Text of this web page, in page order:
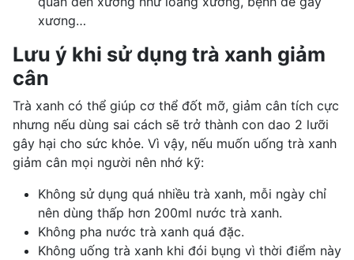
xương…
Lưu ý khi sử dụng trà xanh giảm
cân
Trà xanh có thể giúp cơ thể đốt mỡ, giảm cân tích cực
nhưng nếu dùng sai cách sẽ trở thành con dao 2 lưỡi
gây hại cho sức khỏe. Vì vậy, nếu muốn uống trà xanh
giảm cân mọi người nên nhớ kỹ:
Không sử dụng quá nhiều trà xanh, mỗi ngày chỉ
nên dùng thấp hơn 200ml nước trà xanh.
Không pha nước trà xanh quá đặc.
Không uống trà xanh khi đói bụng vì thời điểm này